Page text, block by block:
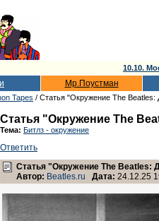
10.10.
Мр.Поустман
Tapes / Статья "Окружение The Beatles:
Статья "Окружение The
Тема: Битлз - окружение
Ответить
Статья "Окружение The Beatles:
Автор: Beatles.ru Дата: 24.12.25